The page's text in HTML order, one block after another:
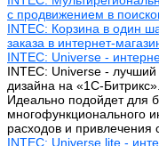
с продвижением в
INTEC: Корзина в один
заказа в интернет-
INTEC: Universe -
INTEC: Universe - лучший
дизайна на «1C-Битрикс».
Идеально подойдет для
многофункционального
расходов и привлечения
INTEC: Universe.lite -